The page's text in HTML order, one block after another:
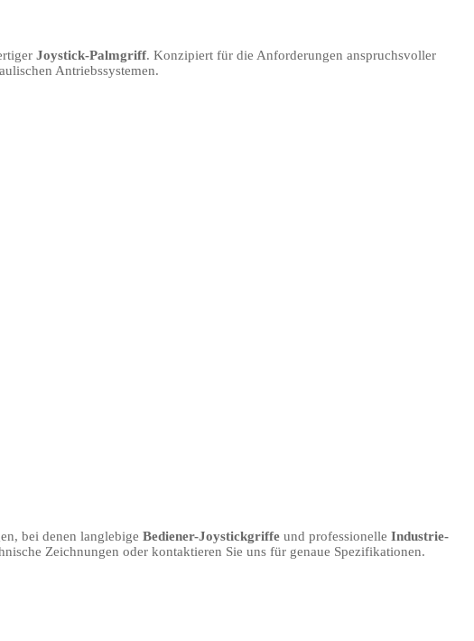
Joystick-Palmgriff. Konzipiert für die Anforderungen anspruchsvoller
Antriebssystemen.
bei denen langlebige Bediener-Joystickgriffe und professionelle Industrie-
Zeichnungen oder kontaktieren Sie uns für genaue Spezifikationen.